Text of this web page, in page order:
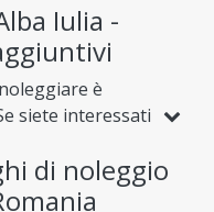
. Questa è la
i punti
città/relativo
di affari
su di
piacevole.
Iulia.
Iulia -
è
siete interessati
le loro offerte
o pernoleggi
di noleggio